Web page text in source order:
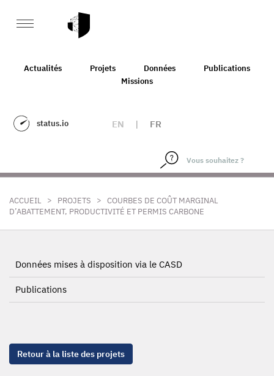
Actualités Projets Données
Publications
Missions
status.io EN | FR
ACCUEIL > PROJETS > COURBES DE COÛT MARGINAL
D’ABATTEMENT, PRODUCTIVITÉ ET PERMIS CARBONE
Données mises à disposition via le CASD
Publications
Retour à la liste des projets